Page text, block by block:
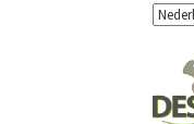
naar
de